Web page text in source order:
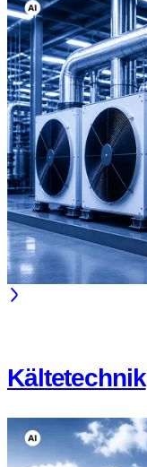
Kältetechnik